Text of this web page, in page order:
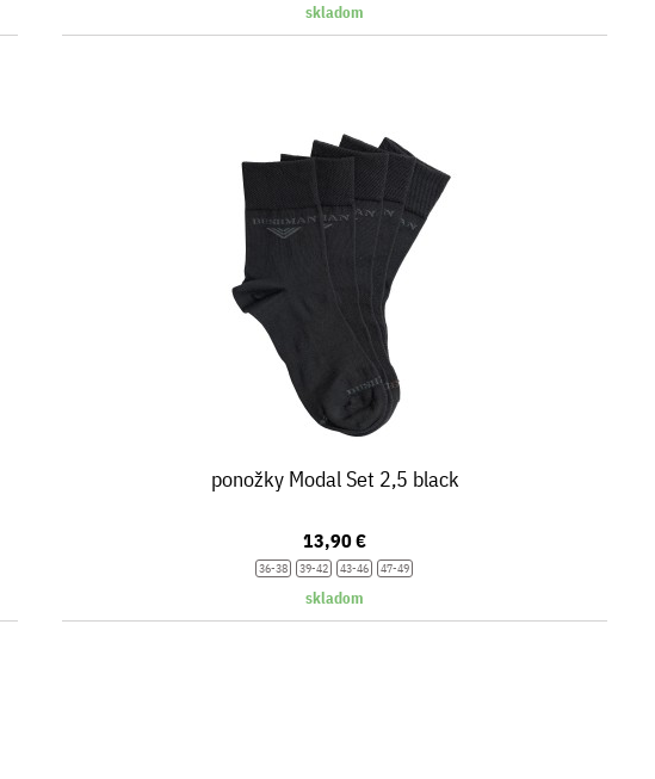
skladom
ponožky Modal Set 2,5 black
13,90 €
36-38 39-42 43-46 47-49
skladom